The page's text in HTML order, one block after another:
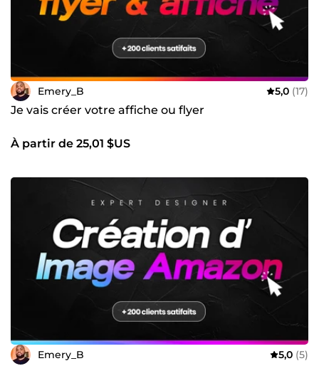
Emery_B 5,0 (17)
Je vais créer votre affiche ou flyer
À partir de 25,01 $US
Emery_B 5,0 (5)